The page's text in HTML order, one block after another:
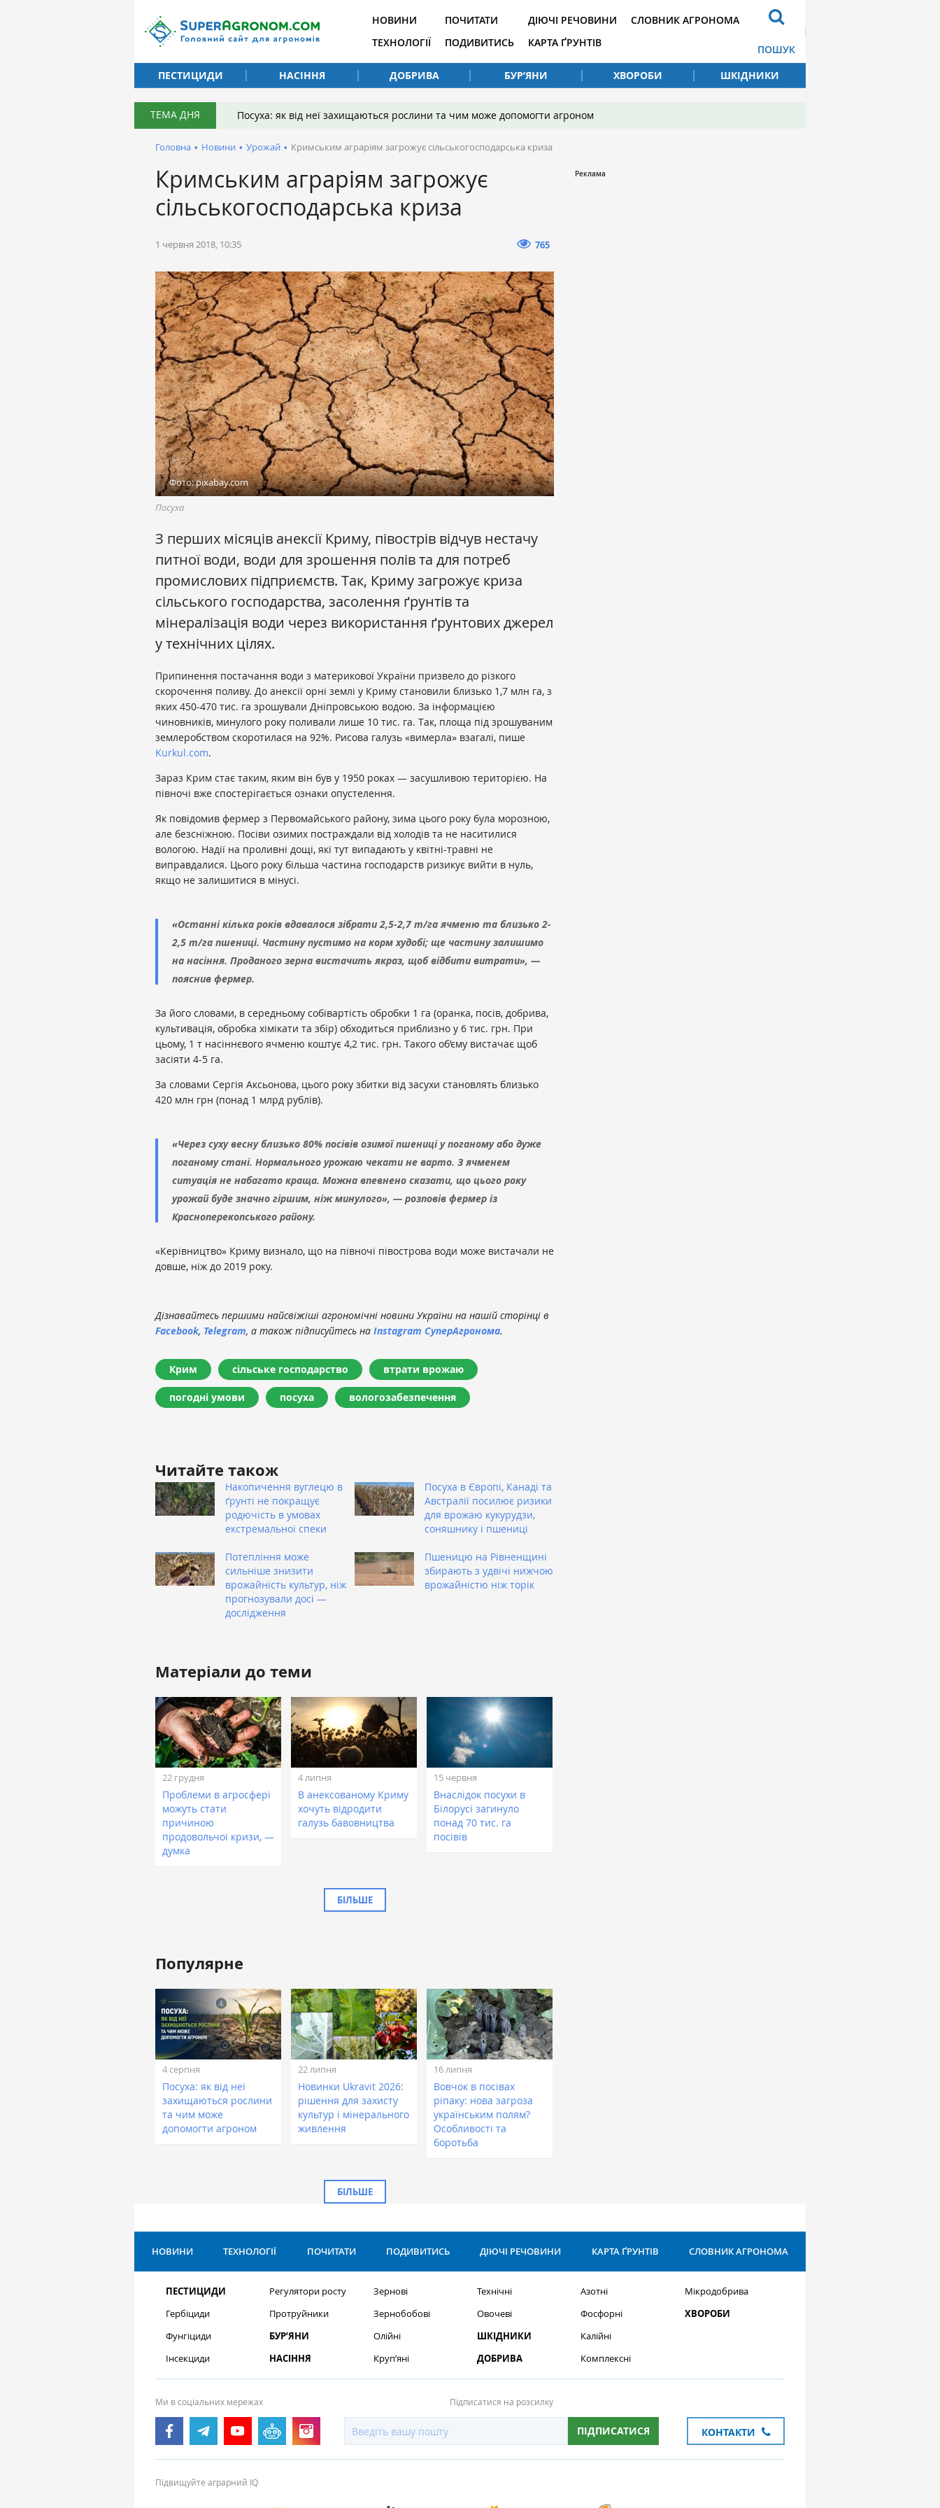
НОВИНИ
ТЕХНОЛОГІЇ
ПОЧИТАТИ
ПОДИВИТИСЬ
ДІЮЧІ РЕЧОВИНИ
КАРТА ҐРУНТІВ
СЛОВНИК АГРОНОМА
ПОШУК
ПЕСТИЦИДИ
НАСІННЯ ДОБРИВА БУР’ЯНИ ХВОРОБИ ШКІДНИКИ
ТЕМА ДНЯ Посуха: як від неї захищаються рослини та чим може допомогти агроном
Головна • Новини • Урожай • Кримським аграріям загрожує сільськогосподарська криза
Кримським аграріям загрожує
сільськогосподарська криза
1 червня 2018, 10:35 765
Фото: pixabay.com
Посуха
З перших місяців анексії Криму, півострів відчув нестачу
питної води, води для зрошення полів та для потреб
промислових підприємств. Так, Криму загрожує криза
сільського господарства, засолення ґрунтів та
мінералізація води через використання ґрунтових джерел
у технічних цілях.
Припинення постачання води з материкової України призвело до різкого
скорочення поливу. До анексії орні землі у Криму становили близько 1,7 млн га, з
яких 450-470 тис. га зрошували Дніпровською водою. За інформацією
чиновників, минулого року поливали лише 10 тис. га. Так, площа під зрошуваним
землеробством скоротилася на 92%. Рисова галузь «вимерла» взагалі, пише
Kurkul.com.
Зараз Крим стає таким, яким він був у 1950 роках — засушливою територією. На
півночі вже спостерігається ознаки опустелення.
Як повідомив фермер з Первомайського району, зима цього року була морозною,
але безсніжною. Посіви озимих постраждали від холодів та не наситилися
вологою. Надії на проливні дощі, які тут випадають у квітні-травні не
виправдалися. Цього року більша частина господарств ризикує вийти в нуль,
якщо не залишитися в мінусі.
«Останні кілька років вдавалося зібрати 2,5-2,7 т/га ячменю та близько 2-
2,5 т/га пшениці. Частину пустимо на корм худобі; ще частину залишимо
на насіння. Проданого зерна вистачить якраз, щоб відбити витрати», —
пояснив фермер.
За його словами, в середньому собівартість обробки 1 га (оранка, посів, добрива,
культивація, обробка хімікати та збір) обходиться приблизно у 6 тис. грн. При
цьому, 1 т насіннєвого ячменю коштує 4,2 тис. грн. Такого об’єму вистачає щоб
засіяти 4-5 га.
За словами Сергія Аксьонова, цього року збитки від засухи становлять близько
420 млн грн (понад 1 млрд рублів).
«Через суху весну близько 80% посівів озимої пшениці у поганому або дуже
поганому стані. Нормального урожаю чекати не варто. З ячменем
ситуація не набагато краща. Можна впевнено сказати, що цього року
урожай буде значно гіршим, ніж минулого», — розповів фермер із
Красноперекопського району.
«Керівництво» Криму визнало, що на півночі півострова води може вистачали не
довше, ніж до 2019 року.
Дізнавайтесь першими найсвіжіші агрономічні новини України на нашій сторінці в
Facebook, Telegram, а також підписуйтесь на Instagram СуперАгронома.
Крим сільське господарство втрати врожаю
погодні умови посуха вологозабезпечення
Читайте також
Накопичення вуглецю в
ґрунті не покращує
родючість в умовах
екстремальної спеки
Посуха в Європі, Канаді та
Австралії посилює ризики
для врожаю кукурудзи,
соняшнику і пшениці
Потепління може
сильніше знизити
врожайність культур, ніж
прогнозували досі —
дослідження
Пшеницю на Рівненщині
збирають з удвічі нижчою
врожайністю ніж торік
Матеріали до теми
22 грудня
Проблеми в агросфері
можуть стати
причиною
продовольчої кризи, —
думка
4 липня
В анексованому Криму
хочуть відродити
галузь бавовництва
15 червня
Внаслідок посухи в
Білорусі загинуло
понад 70 тис. га
посівів
БІЛЬШЕ
Популярне
4 серпня
Посуха: як від неї
захищаються рослини
та чим може
допомогти агроном
22 липня
Новинки Ukravit 2026:
рішення для захисту
культур і мінерального
живлення
16 липня
Вовчок в посівах
ріпаку: нова загроза
українським полям?
Особливості та
боротьба
БІЛЬШЕ
НОВИНИ ТЕХНОЛОГІЇ ПОЧИТАТИ ПОДИВИТИСЬ ДІЮЧІ РЕЧОВИНИ КАРТА ҐРУНТІВ СЛОВНИК АГРОНОМА
ПЕСТИЦИДИ
Гербіциди
Фунгіциди
Інсекциди
Регулятори росту
Протруйники
БУР’ЯНИ
НАСІННЯ
Зернові
Зернобобові
Олійні
Круп’яні
Технічні
Овочеві
ШКІДНИКИ
ДОБРИВА
Азотні
Фосфорні
Калійні
Комплексні
Мікродобрива
ХВОРОБИ
Ми в соціальних мережах Підписатися на розсилку
ПІДПИСАТИСЯ КОНТАКТИ
Підвищуйте аграрний IQ